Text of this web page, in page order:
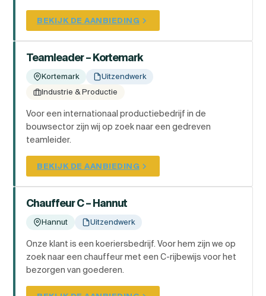
BEKIJK DE AANBIEDING
Teamleader – Kortemark
Kortemark
Uitzendwerk
Industrie & Productie
Voor een internationaal productiebedrijf in de
bouwsector zijn wij op zoek naar een gedreven
teamleider.
BEKIJK DE AANBIEDING
Chauffeur C – Hannut
Hannut Uitzendwerk
Onze klant is een koeriersbedrijf. Voor hem zijn we op
zoek naar een chauffeur met een C-rijbewijs voor het
bezorgen van goederen.